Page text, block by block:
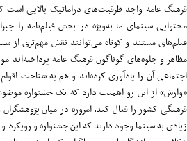
فرهنگ عامه واجد ظرفیت‌های دراماتیک بالایی
محتوایی سینمای ما به‌ویژه در بخش فیلم‌نامه را
فیلم‌های مستند و کوتاه می‌توانند نقش مهم‌تری از
مظاهر و جلوه‌های گوناگون فرهنگ عامه پرداخته‌اند
اجتماعی آن را یادآوری کرده‌اند و هم به شناخت
«وارش» از این رو اهمیت دارد که یک جشنواره
فرهنگی کشور را فعال کند. امروزه در میان
زیادی به سینما وجود دارند که این جشنواره و